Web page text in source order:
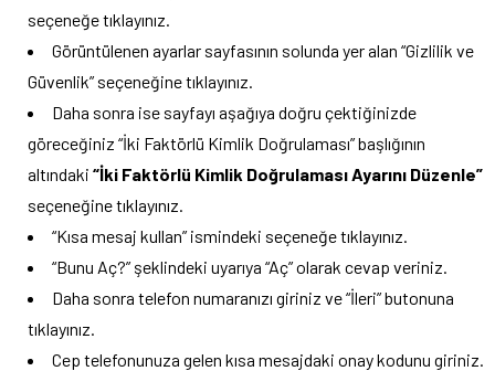
seçeneğe tıklayınız.
Görüntülenen ayarlar sayfasının solunda yer alan “Gizlilik ve
Güvenlik” seçeneğine tıklayınız.
Daha sonra ise sayfayı aşağıya doğru çektiğinizde
göreceğiniz “İki Faktörlü Kimlik Doğrulaması” başlığının
altındaki “İki Faktörlü Kimlik Doğrulaması Ayarını Düzenle”
seçeneğine tıklayınız.
“Kısa mesaj kullan” ismindeki seçeneğe tıklayınız.
“Bunu Aç?” şeklindeki uyarıya “Aç” olarak cevap veriniz.
Daha sonra telefon numaranızı giriniz ve “İleri” butonuna
tıklayınız.
Cep telefonunuza gelen kısa mesajdaki onay kodunu giriniz.